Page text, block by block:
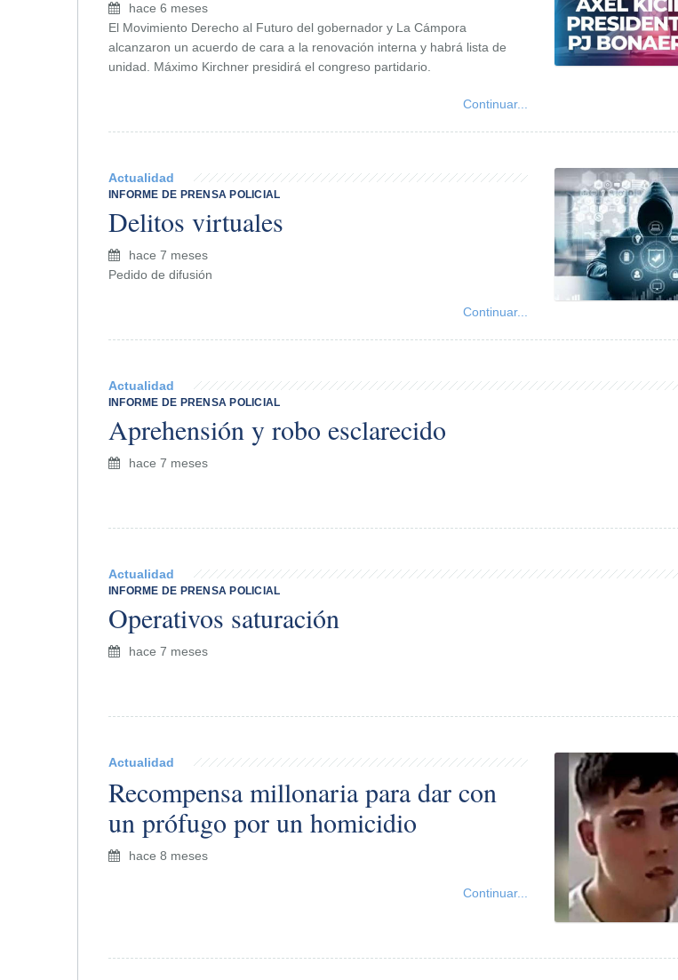
hace 6 meses
El Movimiento Derecho al Futuro del gobernador y La Cámpora
alcanzaron un acuerdo de cara a la renovación interna y habrá lista de
unidad. Máximo Kirchner presidirá el congreso partidario.
Continuar...
Actualidad
INFORME DE PRENSA POLICIAL
Delitos virtuales
hace 7 meses
Pedido de difusión
Continuar...
Actualidad
INFORME DE PRENSA POLICIAL
Aprehensión y robo esclarecido
hace 7 meses
Actualidad
INFORME DE PRENSA POLICIAL
Operativos saturación
hace 7 meses
Actualidad
​Recompensa millonaria para dar con
un prófugo por un homicidio
hace 8 meses
Continuar...